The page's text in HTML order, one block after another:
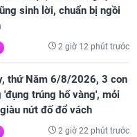
sinh lời, chuẩn bị ngồi
2 giờ 12 phút trước
thứ Năm 6/8/2026, 3 con
trúng hố vàng', mỏi
nứt đố đổ vách
2 giờ 22 phút trước